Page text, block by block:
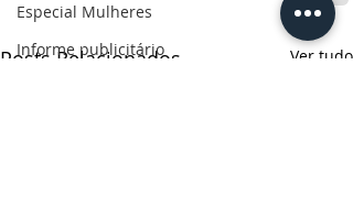
Especial Mulheres
Informe publicitário
Posts Relacionados Ver tudo